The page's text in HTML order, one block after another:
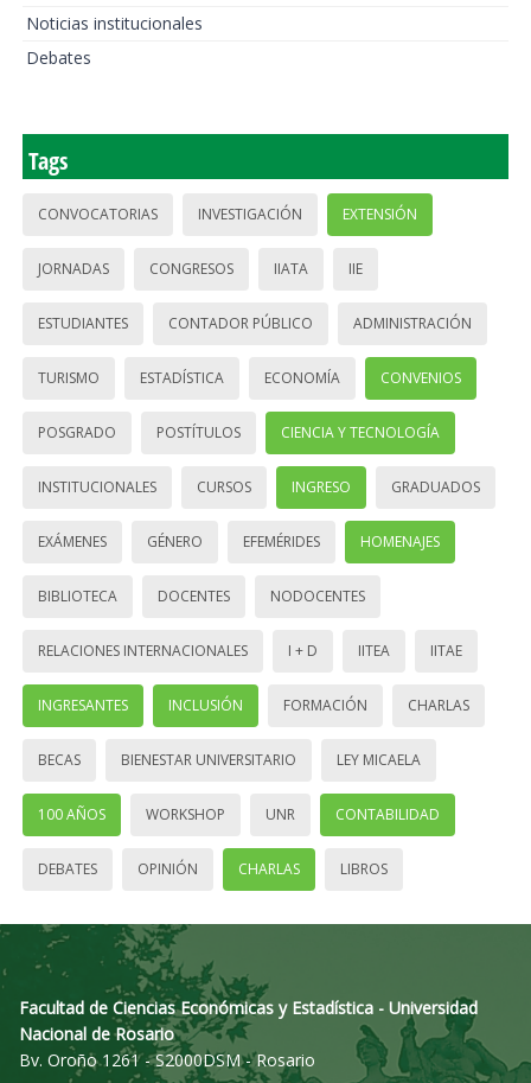
Noticias institucionales
Debates
Tags
CONVOCATORIAS INVESTIGACIÓN EXTENSIÓN
JORNADAS CONGRESOS IIATA IIE
ESTUDIANTES CONTADOR PÚBLICO ADMINISTRACIÓN
TURISMO ESTADÍSTICA ECONOMÍA CONVENIOS
POSGRADO POSTÍTULOS CIENCIA Y TECNOLOGÍA
INSTITUCIONALES CURSOS INGRESO GRADUADOS
EXÁMENES GÉNERO EFEMÉRIDES HOMENAJES
BIBLIOTECA DOCENTES NODOCENTES
RELACIONES INTERNACIONALES I + D IITEA IITAE
INGRESANTES INCLUSIÓN FORMACIÓN CHARLAS
BECAS BIENESTAR UNIVERSITARIO LEY MICAELA
100 AÑOS WORKSHOP UNR CONTABILIDAD
DEBATES OPINIÓN CHARLAS LIBROS
Facultad de Ciencias Económicas y Estadística - Universidad
Nacional de Rosario
Bv. Oroño 1261 - S2000DSM - Rosario